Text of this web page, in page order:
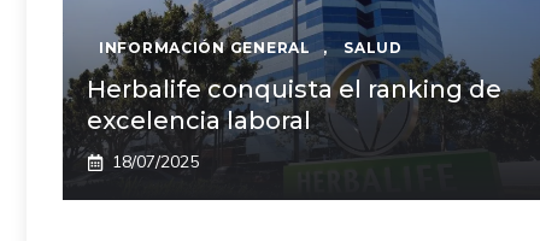
INFORMACIÓN GENERAL , SALUD
Herbalife conquista el ranking de
excelencia laboral
18/07/2025